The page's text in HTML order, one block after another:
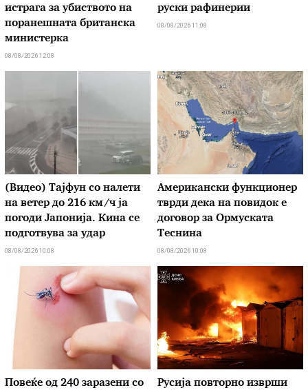
истрага за убиството на
поранешната британска
министерка
08/08/2026 12:08
руски рафинерии
08/08/2026 11:08
(Видео) Тајфун со налети
на ветер до 216 км/ч ја
погоди Јапонија. Кина се
подготвува за удар
08/08/2026 10:08
Американски функционер
тврди дека на повидок е
договор за Ормуската
Теснина
08/08/2026 10:08
Повеќе од 240 заразени со
Русија повторно изврши